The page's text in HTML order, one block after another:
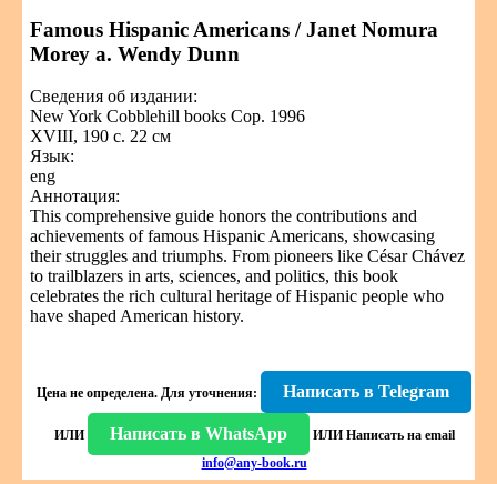
Famous Hispanic Americans / Janet Nomura
Morey a. Wendy Dunn
Сведения об издании:
New York Cobblehill books Cop. 1996
XVIII, 190 c. 22 см
Язык:
eng
Аннотация:
This comprehensive guide honors the contributions and
achievements of famous Hispanic Americans, showcasing
their struggles and triumphs. From pioneers like César Chávez
to trailblazers in arts, sciences, and politics, this book
celebrates the rich cultural heritage of Hispanic people who
have shaped American history.
Цена не определена. Для уточнения: Написать в Telegram
ИЛИ Написать в WhatsApp ИЛИ Написать на email
info@any-book.ru